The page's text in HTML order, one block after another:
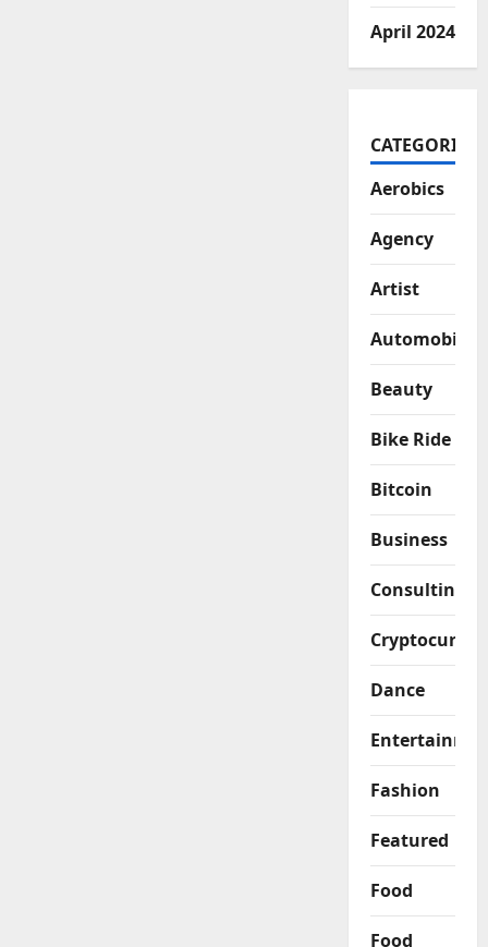
April 2024
CATEGORIES
Aerobics
Agency
Artist
Automobiles
Beauty
Bike Ride
Bitcoin
Business
Consulting
Dance
Fashion
Featured
Food
Food